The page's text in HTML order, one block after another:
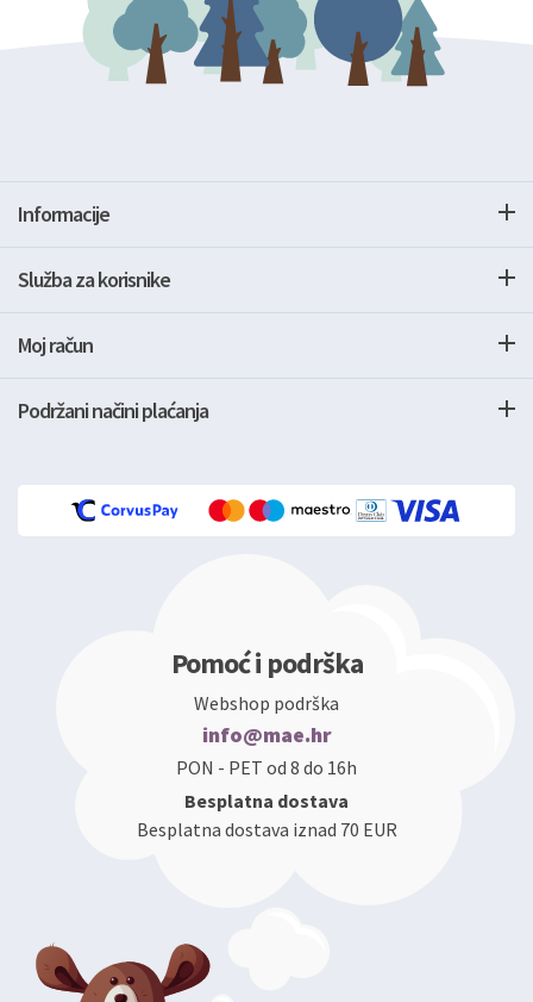
Informacije
Služba za korisnike
Moj račun
Podržani načini plaćanja
Pomoć i podrška
Webshop podrška
info@mae.hr
PON - PET od 8 do 16h
Besplatna dostava
Besplatna dostava iznad 70 EUR